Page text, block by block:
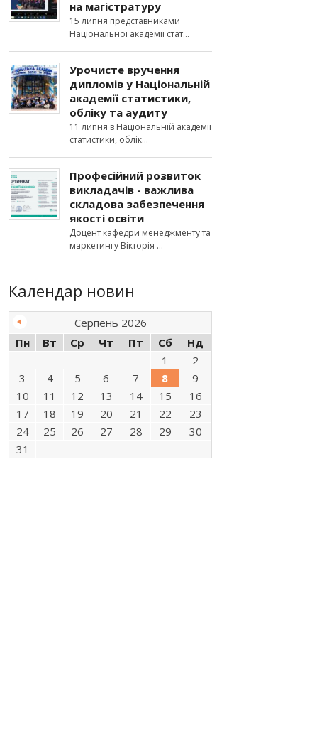
на магістратуру
15 липня представниками
Національної академії стат
Урочисте вручення
дипломів у Національній
академії статистики,
обліку та аудиту
11 липня в Національній академії
статистики, облік
Професійний розвиток
викладачів - важлива
складова забезпечення
якості освіти
Доцент кафедри менеджменту та
маркетингу Вікторія
Календар новин
Серпень 2026
Пн
Вт Ср Чт Пт Сб
Нд
1
2
3
4 5 6 7 8
9
10
11 12 13 14 15
16
17
18 19 20 21 22
23
24
25 26 27 28 29
30
31